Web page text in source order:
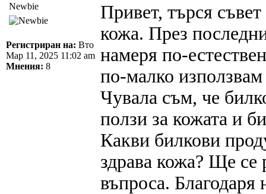
Newbie
Регистриран на: Вто
Мар 11, 2025 11:02 am
Мнения: 8
Привет, търся
кожа. През
намеря по-
по-малко
Чувала съм, че
ползи за кожата и
Какви билкови
здрава кожа? Ще се
въпроса. Благодаря